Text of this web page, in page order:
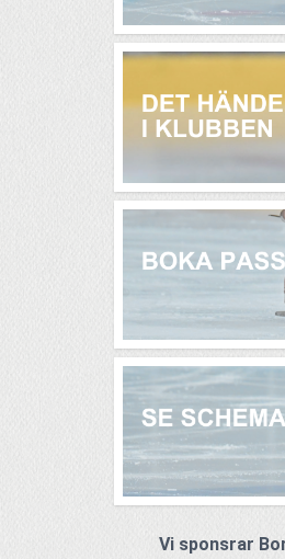
Vi sponsrar